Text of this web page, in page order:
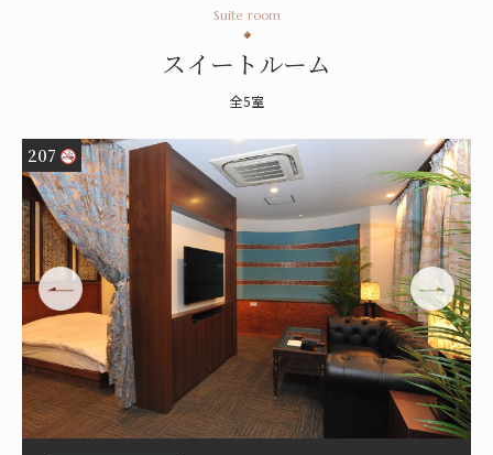
Suite room
スイートルーム
全5室
207